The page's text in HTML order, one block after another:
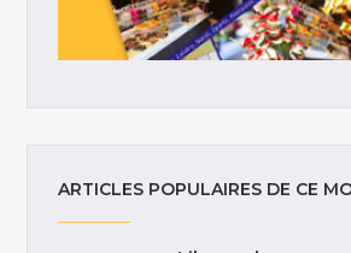
ARTICLES POPULAIRES DE CE